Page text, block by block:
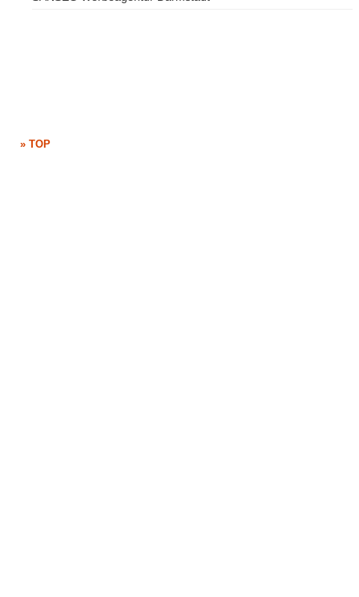
» TOP